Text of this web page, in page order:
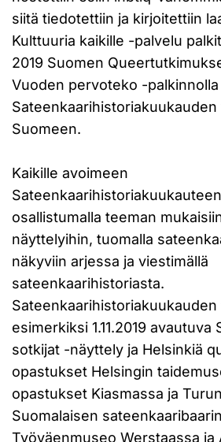
siitä tiedotettiin ja kirjoitettiin
Kulttuuria kaikille -palvelu
2019 Suomen
Vuoden pervoteko -palkinnolla
Suomeen.
Kaikille avoimeen
osallistumalla teeman
näyttelyihin, tuomalla
näkyviin arjessa ja viestimällä
sateenkaarihistoriasta.
esimerkiksi 1.11.2019 avautuva
sotkijat -näyttely ja Helsinkiä
opastukset Helsingin
opastukset Kiasmassa ja
Suomalaisen
Työväenmuseo Werstaassa ja